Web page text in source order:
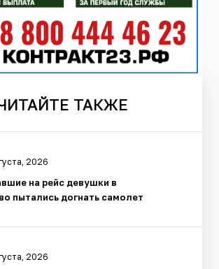
ТАКЖЕ
2026
на рейс девушки в
пытались догнать самолет
2026